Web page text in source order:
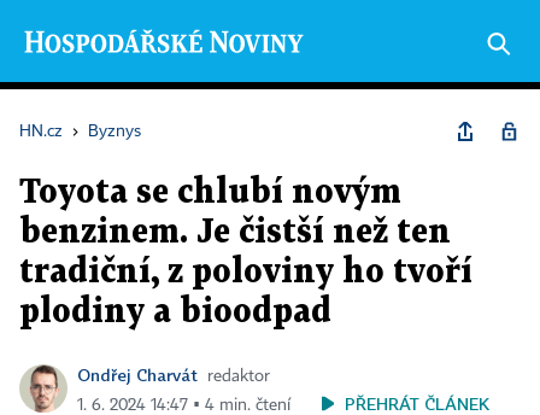
HN.cz › Byznys
Toyota se chlubí novým
benzinem. Je čistší než ten
tradiční, z poloviny ho tvoří
plodiny a bioodpad
Ondřej Charvát
redaktor
1. 6. 2024 14:47 ▪ 4 min. čtení
PŘEHRÁT ČLÁNEK